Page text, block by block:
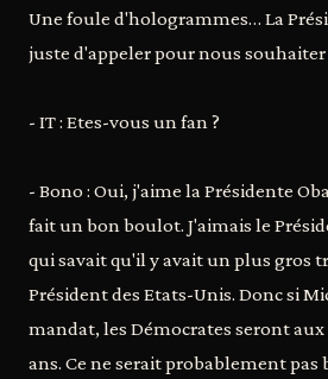
Une foule d'hologrammes… La
juste d'appeler pour nous souhaiter
- IT : Etes-vous un fan ?
- Bono : Oui, j'aime la Présidente
fait un bon boulot. J'aimais le
qui savait qu'il y avait un plus gros
Président des Etats-Unis. Donc si
mandat, les Démocrates seront
ans. Ce ne serait probablement pas